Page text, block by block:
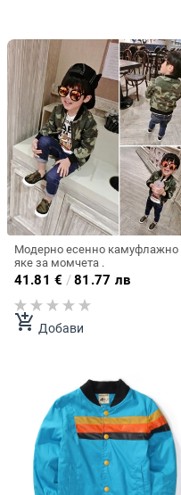
Модерно есенно камуфлажно
яке за момчета .
41.81 € /81.77 лв
add_shopping_cart Добави